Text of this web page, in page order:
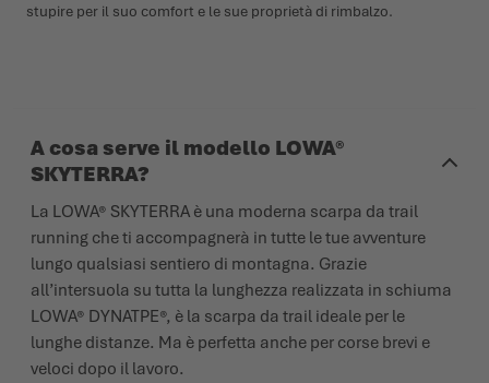
stupire per il suo comfort e le sue proprietà di rimbalzo.
A cosa serve il modello LOWA®
SKYTERRA?
La LOWA® SKYTERRA è una moderna scarpa da trail
running che ti accompagnerà in tutte le tue avventure
lungo qualsiasi sentiero di montagna. Grazie
all’intersuola su tutta la lunghezza realizzata in schiuma
LOWA® DYNATPE®, è la scarpa da trail ideale per le
lunghe distanze. Ma è perfetta anche per corse brevi e
veloci dopo il lavoro.